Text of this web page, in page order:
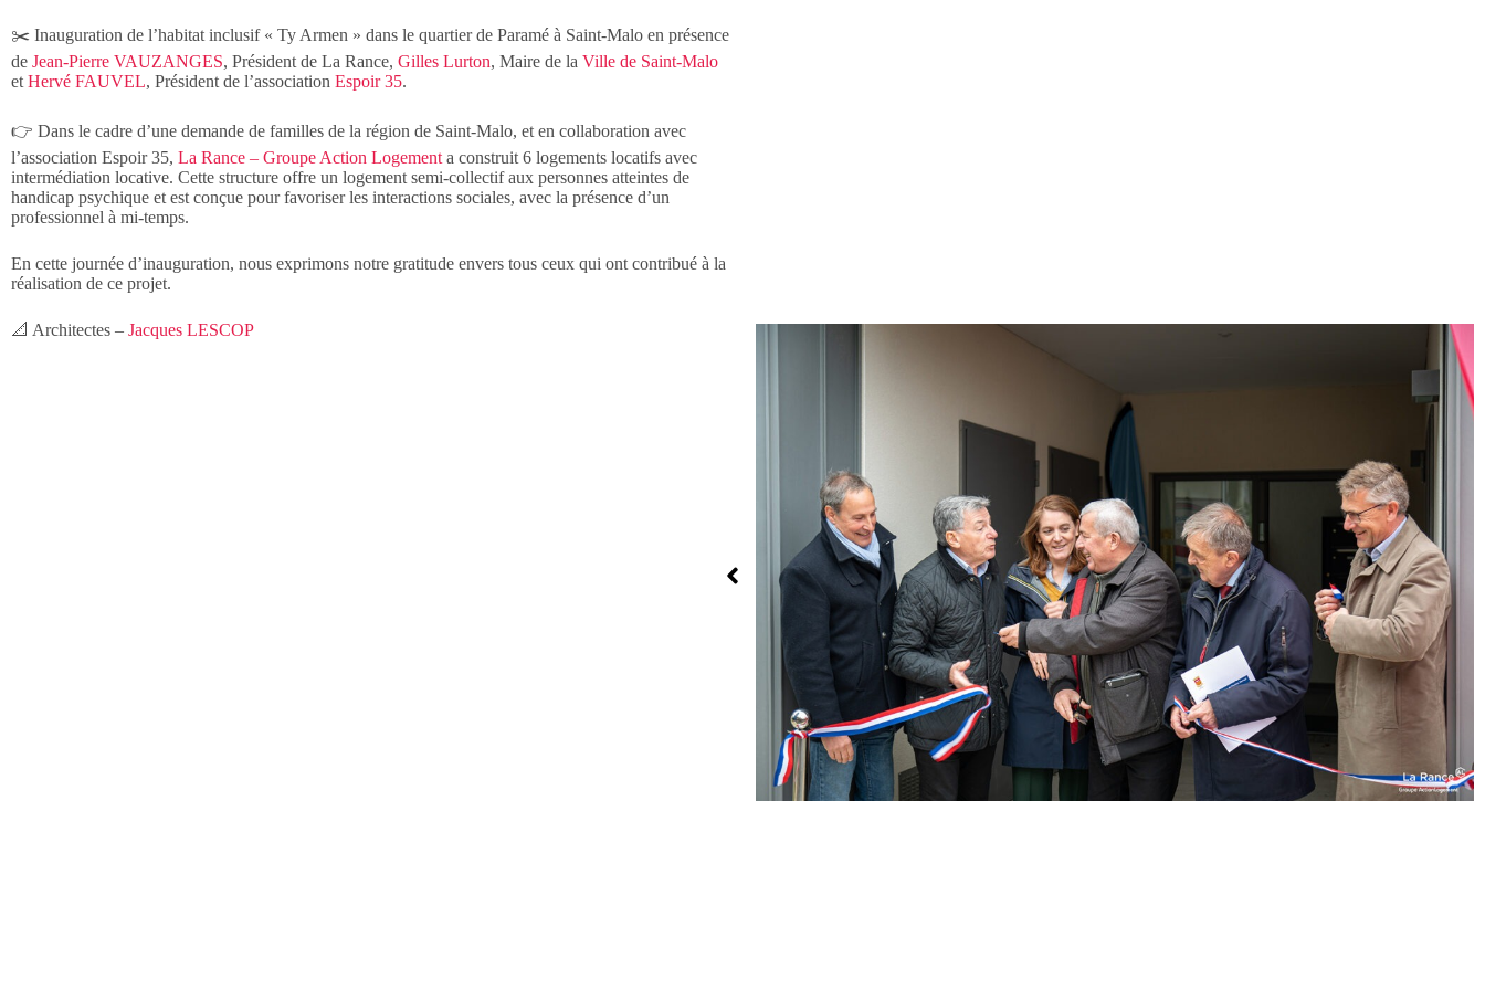
✂️ Inauguration de l’habitat inclusif « Ty Armen » dans le quartier de Paramé à Saint-Malo en présence
de Jean-Pierre VAUZANGES, Président de La Rance, Gilles Lurton, Maire de la Ville de Saint-Malo
et Hervé FAUVEL, Président de l’association Espoir 35.
👉 Dans le cadre d’une demande de familles de la région de Saint-Malo, et en collaboration avec
l’association Espoir 35, La Rance – Groupe Action Logement a construit 6 logements locatifs avec
intermédiation locative. Cette structure offre un logement semi-collectif aux personnes atteintes de
handicap psychique et est conçue pour favoriser les interactions sociales, avec la présence d’un
professionnel à mi-temps.
En cette journée d’inauguration, nous exprimons notre gratitude envers tous ceux qui ont contribué à la
réalisation de ce projet.
📐 Architectes – Jacques LESCOP